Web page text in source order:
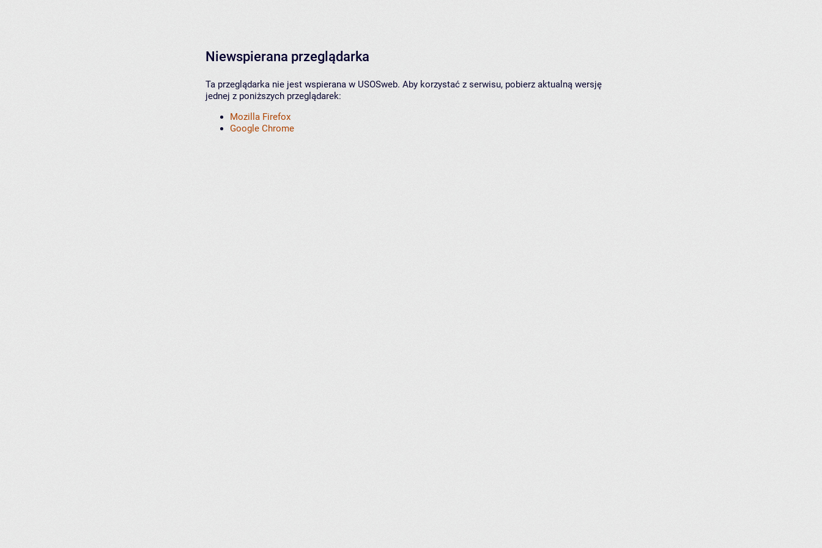
Niewspierana przeglądarka
Ta przeglądarka nie jest wspierana w USOSweb. Aby korzystać z serwisu, pobierz aktualną wersję
jednej z poniższych przeglądarek:
Mozilla Firefox
Google Chrome